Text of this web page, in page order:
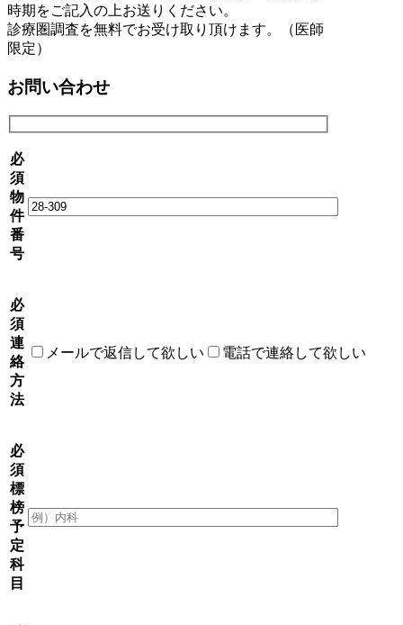
時期をご記入の上お送りください。
診療圏調査を無料でお受け取り頂けます。（医師
限定）
お問い合わせ
必
須
物
件
番
号
必
須
連
絡
方
法
メールで返信して欲しい 電話で連絡して欲しい
必
須
標
榜
予
定
科
目